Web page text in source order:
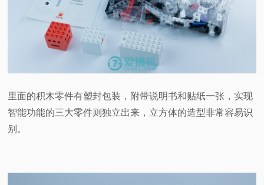
里面的积木零件有塑封包装，附带说明书和贴纸一张，实现
智能功能的三大零件则独立出来，立方体的造型非常容易识
别。